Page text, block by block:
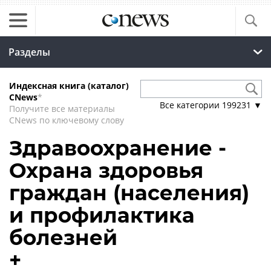
Разделы
Индексная книга (каталог)
CNews*
Получите все материалы
CNews по ключевому слову
Все категории 199231 ▼
Здравоохранение -
Охрана здоровья
граждан (населения)
и профилактика
болезней
+